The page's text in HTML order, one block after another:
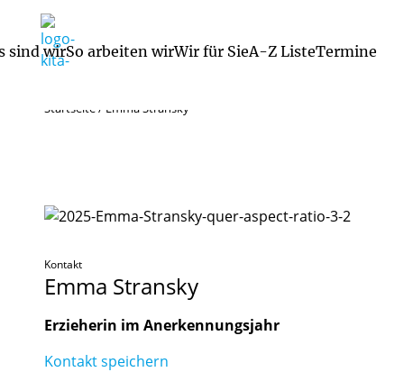
sind wirSo arbeiten wirWir für SieA-Z ListeTermine
Startseite/ Emma Stransky
Kontakt
Emma Stransky
Erzieherin im Anerkennungsjahr
Kontakt speichern